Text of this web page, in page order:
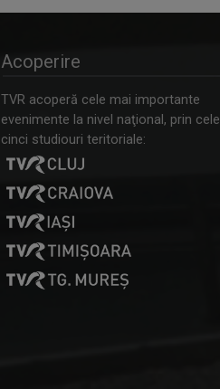
Acoperire
TVR acoperă cele mai importante
evenimente la nivel naţional, prin cele
cinci studiouri teritoriale: